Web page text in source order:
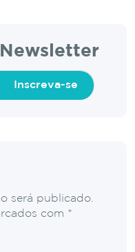
Newsletter
Inscreva-se
será publicado.
com *